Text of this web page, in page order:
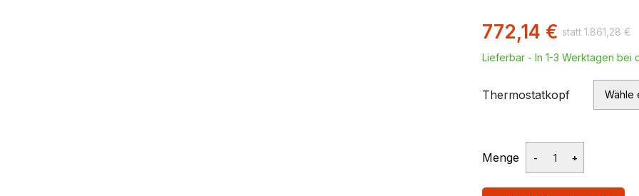
1.861,28 €
772,14 €
Lieferbar - In 1-3 Werktagen bei
Thermostatkopf
Menge